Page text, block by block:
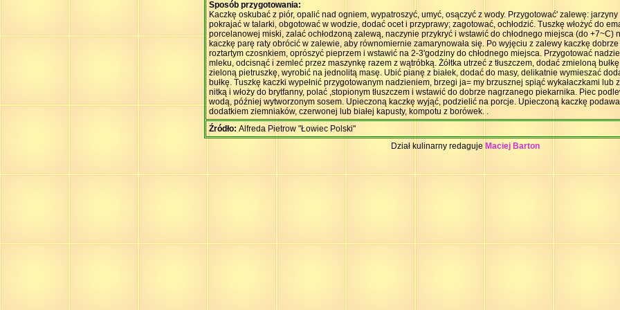
Sposób przygotowania:
Kaczkę oskubać z piór, opalić nad ogniem, wypatroszyć, umyć, osączyć z wody. Przygotować' zalewę: jarzyny
pokrajać w talarki, obgotować w wodzie, dodać ocet i przyprawy; zagotować, ochłodzić. Tuszkę włożyć do
porcelanowej miski, zalać ochłodzoną zalewą, naczynie przykryć i wstawić do chłodnego miejsca (do +7~C)
kaczkę parę raty obrócić w zalewie, aby równomiernie zamarynowała się. Po wyjęciu z zalewy kaczkę
roztartym czosnkiem, oprószyć pieprzem i wstawić na 2-3'godziny do chłodnego miejsca. Przygotować
mleku, odcisnąć i zemleć przez maszynkę razem z wątróbką. Żółtka utrzeć z tłuszczem, dodać zmieloną
zieloną pietruszkę, wyrobić na jednolitą masę. Ubić pianę z białek, dodać do masy, delikatnie wymieszać
bułkę. Tuszkę kaczki wypełnić przygotowanym nadzieniem, brzegi ja= my brzusznej spiąć wykałaczkami lub
nitką i włoży do brytfanny, polać ,stopionym tłuszczem i wstawić do dobrze nagrzanego piekarnika. Piec
wodą, później wytworzonym sosem. Upieczoną kaczkę wyjąć, podzielić na porcje. Upieczoną kaczkę
dodatkiem ziemniaków, czerwonej lub białej kapusty, kompotu z borówek. .
Źródło: Alfreda Pietrow "Łowiec Polski"
Dział kulinarny redaguje Maciej Barton